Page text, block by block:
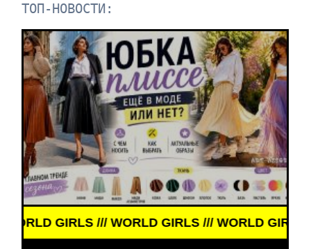
ТОП-НОВОСТИ:
GIRLS /// WORLD GIRLS ///